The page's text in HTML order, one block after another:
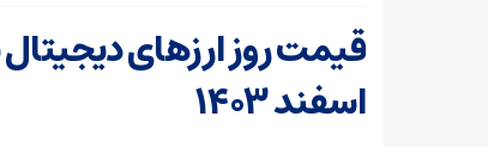
اسفند ۱۴۰۳